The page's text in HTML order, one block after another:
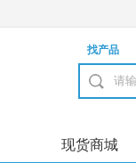
找产品
现货商城